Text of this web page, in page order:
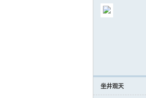
坐井观天